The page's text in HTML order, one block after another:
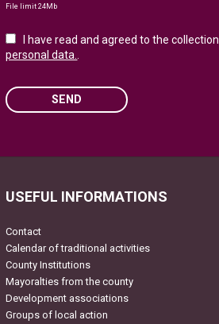
File limit 24Mb
I have read and agreed to the
personal data..
SEND
USEFUL INFORMATIONS
Contact
Calendar of traditional activities
County Institutions
Mayoralties from the county
Development associations
Groups of local action